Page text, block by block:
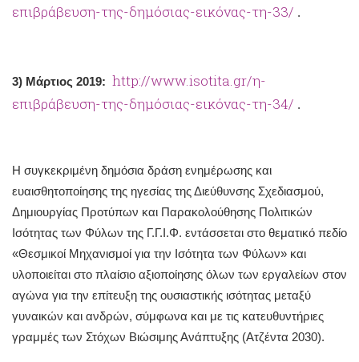
επιβράβευση-της-δημόσιας-εικόνας-τη-33/ .
3) Μάρτιος 2019: http://www.isotita.gr/η-
επιβράβευση-της-δημόσιας-εικόνας-τη-34/ .
Η συγκεκριμένη δημόσια δράση ενημέρωσης και
ευαισθητοποίησης της ηγεσίας της Διεύθυνσης Σχεδιασμού,
Δημιουργίας Προτύπων και Παρακολούθησης Πολιτικών
Ισότητας των Φύλων της Γ.Γ.Ι.Φ. εντάσσεται στο θεματικό πεδίο
«Θεσμικοί Μηχανισμοί για την Ισότητα των Φύλων» και
υλοποιείται στο πλαίσιο αξιοποίησης όλων των εργαλείων στον
αγώνα για την επίτευξη της ουσιαστικής ισότητας μεταξύ
γυναικών και ανδρών, σύμφωνα και με τις κατευθυντήριες
γραμμές των Στόχων Βιώσιμης Ανάπτυξης (Ατζέντα 2030).